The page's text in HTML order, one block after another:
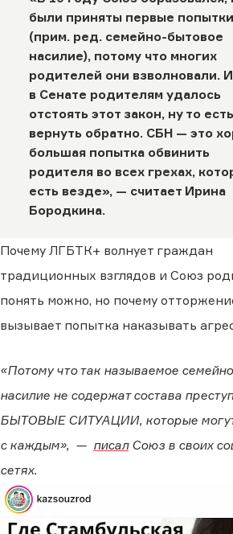
были приняты первые
(прим. ред. семейно-бытовое
насилие), потому что многих
родителей они взволновали.
в Сенате родителям удалось
отстоять этот закон, ну то есть
вернуть обратно. СБН — это
большая попытка обвинить
родителя во всех грехах,
есть везде», — считает Ирина
Бородкина.
Почему ЛГБТК+ волнует граждан
традиционных взглядов и Союз
понять можно, но почему
вызывает попытка наказывать
«Потому что так называемое
насилие не содержат состава
БЫТОВЫЕ СИТУАЦИИ, которые могут
с каждым», — писалСоюз в своих
сетях.